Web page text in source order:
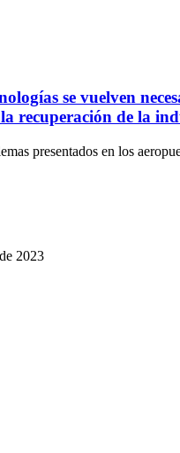
se vuelven
recuperación de la
presentados en los
2023